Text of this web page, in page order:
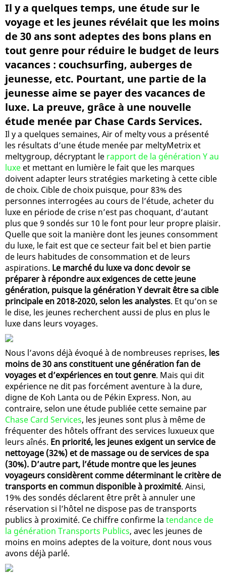
Il y a quelques temps, une étude sur le
voyage et les jeunes révélait que les moins
de 30 ans sont adeptes des bons plans en
tout genre pour réduire le budget de leurs
vacances : couchsurfing, auberges de
jeunesse, etc. Pourtant, une partie de la
jeunesse aime se payer des vacances de
luxe. La preuve, grâce à une nouvelle
étude menée par Chase Cards Services.
Il y a quelques semaines, Air of melty vous a présenté
les résultats d’une étude menée par meltyMetrix et
meltygroup, décryptant le rapport de la génération Y au
luxe et mettant en lumière le fait que les marques
doivent adapter leurs stratégies marketing à cette cible
de choix. Cible de choix puisque, pour 83% des
personnes interrogées au cours de l’étude, acheter du
luxe en période de crise n’est pas choquant, d’autant
plus que 9 sondés sur 10 le font pour leur propre plaisir.
Quelle que soit la manière dont les jeunes consomment
du luxe, le fait est que ce secteur fait bel et bien partie
de leurs habitudes de consommation et de leurs
aspirations. Le marché du luxe va donc devoir se
préparer à répondre aux exigences de cette jeune
génération, puisque la génération Y devrait être sa cible
principale en 2018-2020, selon les analystes. Et qu’on se
le dise, les jeunes recherchent aussi de plus en plus le
luxe dans leurs voyages.
Nous l’avons déjà évoqué à de nombreuses reprises, les
moins de 30 ans constituent une génération fan de
voyages et d’expériences en tout genre. Mais qui dit
expérience ne dit pas forcément aventure à la dure,
digne de Koh Lanta ou de Pékin Express. Non, au
contraire, selon une étude publiée cette semaine par
Chase Card Services, les jeunes sont plus à même de
fréquenter des hôtels offrant des services luxueux que
leurs aînés. En priorité, les jeunes exigent un service de
nettoyage (32%) et de massage ou de services de spa
(30%). D’autre part, l’étude montre que les jeunes
voyageurs considèrent comme déterminant le critère de
transports en commun disponible à proximité. Ainsi,
19% des sondés déclarent être prêt à annuler une
réservation si l’hôtel ne dispose pas de transports
publics à proximité. Ce chiffre confirme la tendance de
la génération Transports Publics, avec les jeunes de
moins en moins adeptes de la voiture, dont nous vous
avons déjà parlé.